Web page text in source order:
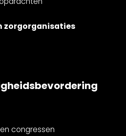
zorgorganisaties
congressen